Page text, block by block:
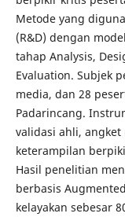
Metode yang
(R&D) dengan
tahap Analysis,
Evaluation. Subjek
media, dan 28
Padarincang.
validasi ahli,
keterampilan
Hasil penelitian
berbasis
kelayakan sebesar